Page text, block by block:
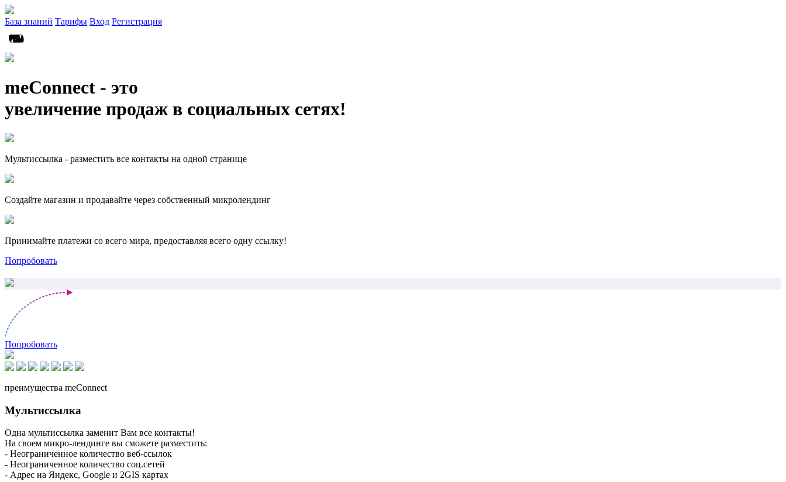
База знаний Тарифы Вход Регистрация
meConnect - это
увеличение продаж в социальных сетях!
Мультиссылка - разместить все контакты на одной странице
Создайте магазин и продавайте через собственный микролендинг
Принимайте платежи со всего мира, предоставляя всего одну ссылку!
Попробовать
Попробовать
преимущества meConnect
Мультиссылка
Одна мультиссылка заменит Вам все контакты!
На своем микро-лендинге вы сможете разместить:
- Неограниченное количество веб-ссылок
- Неограниченное количество соц.сетей
- Адрес на Яндекс, Google и 2GIS картах